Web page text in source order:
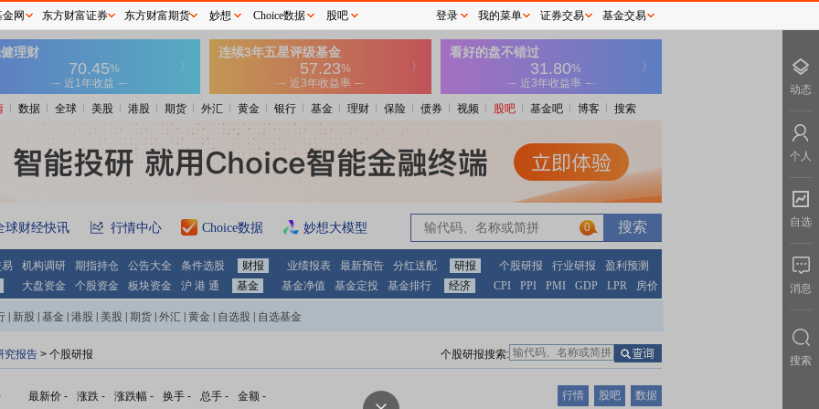
数据 全球 美股 港股 期货 外汇 黄金 银行 基金 理财 保险 债券 视频 股吧 基金吧 博客 搜索
球财经快讯 行情中心 Choice数据 妙想大模型 0
机构调研 期指持仓 公告大全 条件选股 财报 业绩报表 最新预告 分红送配 研报 个股研报 行业研报
盈利预测
大盘资金
个股资金 板块资金 沪 港 通 基金 基金净值 基金定投 基金排行 经济 CPI PPI PMI GDP LPR 房价
新股 基金 港股 美股 期货 外汇 黄金 自选股 自选基金
究报告 > 个股研报 个股研报搜索:
最新价 - 涨跌 - 涨跌幅 - 换手 - 总手 - 金额 - 行情 股吧 数据
网 东方财富证券 东方财富期货 妙想 Choice数据 股吧 登录 我的菜单 证券交易 基金交易
动态
个人
自选
消息
搜索